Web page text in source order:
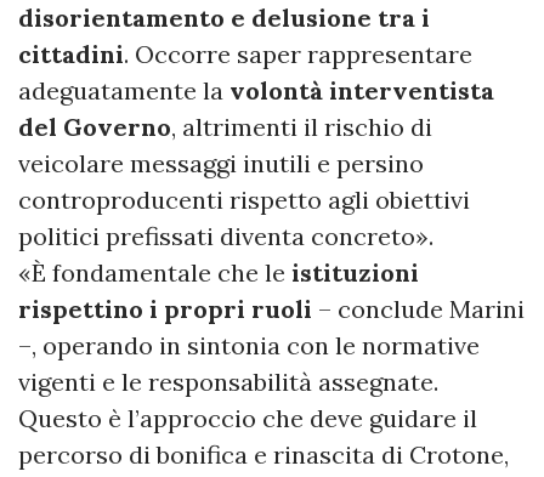
disorientamento e delusione tra i
cittadini. Occorre saper rappresentare
adeguatamente la volontà interventista
del Governo, altrimenti il rischio di
veicolare messaggi inutili e persino
controproducenti rispetto agli obiettivi
politici prefissati diventa concreto».
«È fondamentale che le istituzioni
rispettino i propri ruoli – conclude Marini
–, operando in sintonia con le normative
vigenti e le responsabilità assegnate.
Questo è l’approccio che deve guidare il
percorso di bonifica e rinascita di Crotone,